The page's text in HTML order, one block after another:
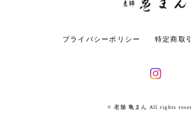
プライバシーポリシー 特定商取
© 老舗 亀まん All rights